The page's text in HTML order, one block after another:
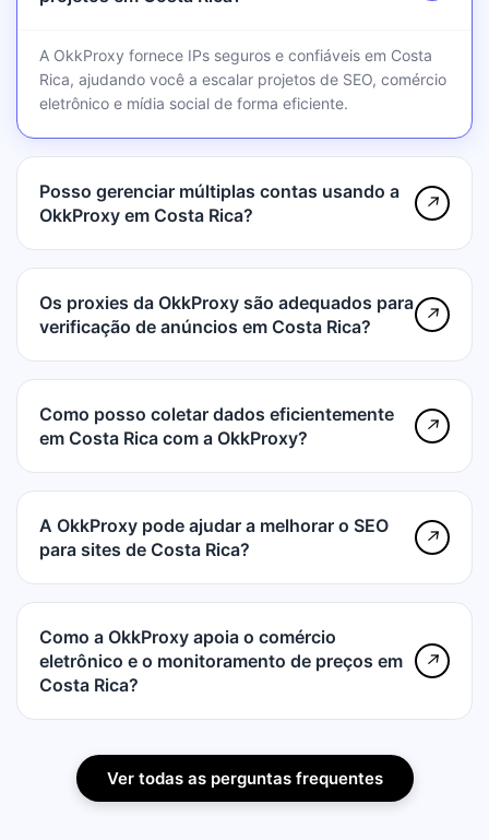
A OkkProxy fornece IPs seguros e confiáveis em Costa
Rica, ajudando você a escalar projetos de SEO, comércio
eletrônico e mídia social de forma eficiente.
Posso gerenciar múltiplas contas usando a
OkkProxy em Costa Rica?
↗
Os proxies da OkkProxy são adequados para
verificação de anúncios em Costa Rica?
↗
Como posso coletar dados eficientemente
em Costa Rica com a OkkProxy?
↗
A OkkProxy pode ajudar a melhorar o SEO
para sites de Costa Rica?
↗
Como a OkkProxy apoia o comércio
eletrônico e o monitoramento de preços em
Costa Rica?
↗
Ver todas as perguntas frequentes